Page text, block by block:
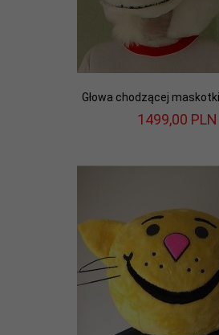
Głowa chodzącej
1499,00 PLN